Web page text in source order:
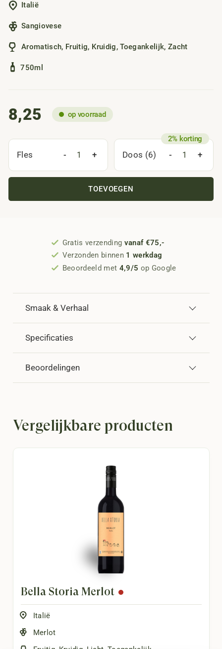
Italië
Sangiovese
Aromatisch, Fruitig, Kruidig,Toegankelijk,Zacht
750ml
8,25 op voorraad
Fles - + Doos (6) - +
TOEVOEGEN
Gratis verzending vanaf €75,-
Verzonden binnen 1 werkdag
Beoordeeld met 4,9/5 op Google
Smaak & Verhaal
Specificaties
Beoordelingen
Vergelijkbare producten
Bella Storia Merlot
Italië
Merlot